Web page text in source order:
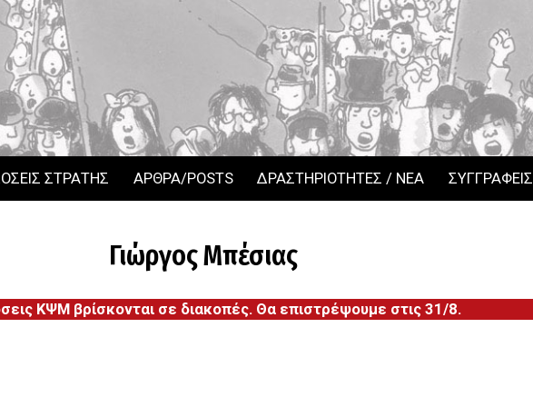
ΣΤΡΑΤΗΣ ΑΡΘΡΑ/POSTS ΔΡΑΣΤΗΡΙΟΤΗΤΕΣ / ΝΕΑ ΣΥΓΓΡΑΦΕΙΣ
Γιώργος Μπέσιας
ΚΨΜ βρίσκονται σε διακοπές. Θα επιστρέψουμε στις 31/8.